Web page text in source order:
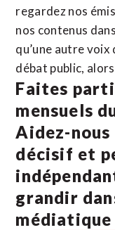
regardez nos
nos contenus
qu’une autre
débat public,
Faites
mensuels
Aidez-
décisif et
grandir
médiatique